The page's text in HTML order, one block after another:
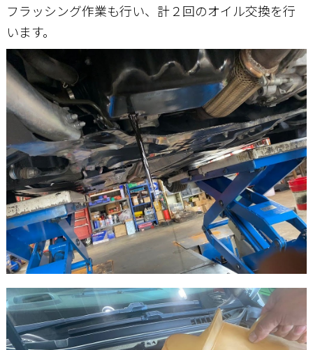
フラッシング作業も行い、計２回のオイル交換を行
います。